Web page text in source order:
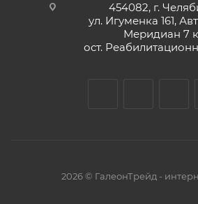
454082, г.
ул. Игуменка 161,
Меридиан 7
ост.
2026 © ГалеонТрейд -